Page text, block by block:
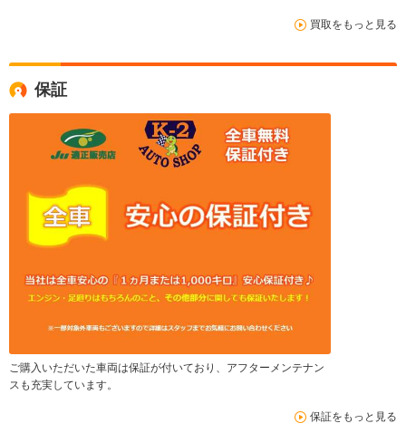
買取をもっと見る
保証
ご購入いただいた車両は保証が付いており、アフターメンテナン
スも充実しています。
保証をもっと見る